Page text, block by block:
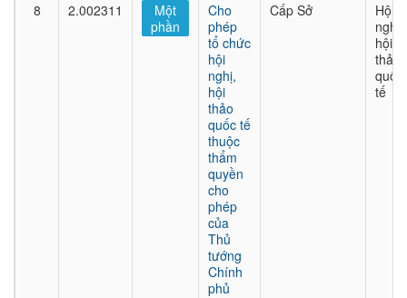
8 2.002311
Một
phần
Cho
phép
tổ chức
hội
nghị,
hội
thảo
quốc tế
thuộc
thẩm
quyền
cho
phép
của
Thủ
tướng
Chính
phủ
Cấp Sở
Hội
nghị,
hội
thảo
quốc
tế